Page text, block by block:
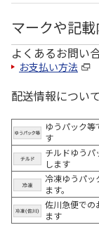
マークや記
よくあるお問い
お支払い方法
配送情報について
ゆうパック等
す
チルドゆうパ
します
冷凍ゆうパッ
ます。
佐川急便での
ます